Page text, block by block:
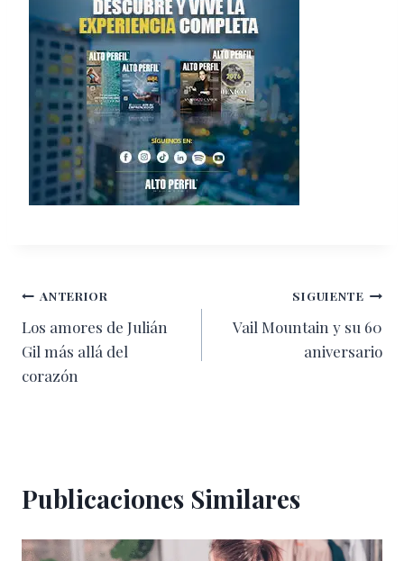
Navegación
de
entradas
ANTERIOR
Los amores de Julián
Gil más allá del
corazón
SIGUIENTE
Vail Mountain y su 60
aniversario
Publicaciones Similares